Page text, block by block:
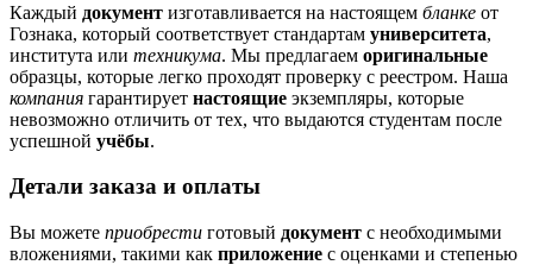
Каждый документ изготавливается на настоящем бланке от
Гознака, который соответствует стандартам университета,
института или техникума. Мы предлагаем оригинальные
образцы, которые легко проходят проверку с реестром. Наша
компания гарантирует настоящие экземпляры, которые
невозможно отличить от тех, что выдаются студентам после
успешной учёбы.
Детали заказа и оплаты
Вы можете приобрести готовый документ с необходимыми
вложениями, такими как приложение с оценками и степенью